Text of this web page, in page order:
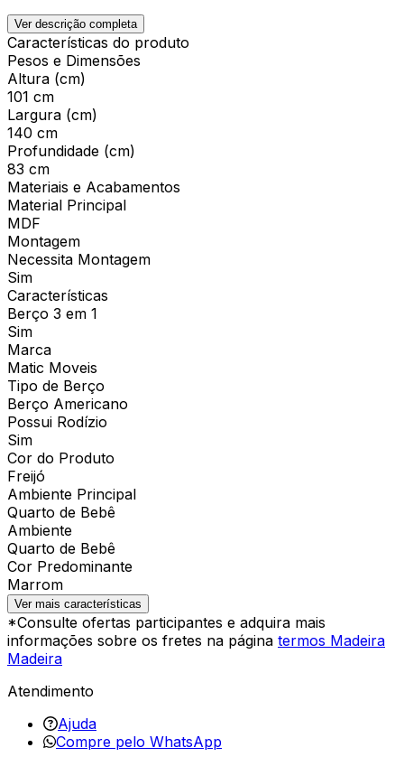
Ver descrição completa
Características do produto
Pesos e Dimensões
Altura (cm)
101 cm
Largura (cm)
140 cm
Profundidade (cm)
83 cm
Materiais e Acabamentos
Material Principal
MDF
Montagem
Necessita Montagem
Sim
Características
Berço 3 em 1
Sim
Marca
Matic Moveis
Tipo de Berço
Berço Americano
Possui Rodízio
Sim
Cor do Produto
Freijó
Ambiente Principal
Quarto de Bebê
Ambiente
Quarto de Bebê
Cor Predominante
Marrom
Ver mais características
*Consulte ofertas participantes e adquira mais
informações sobre os fretes na página termos Madeira
Madeira
Atendimento
Ajuda
Compre pelo WhatsApp